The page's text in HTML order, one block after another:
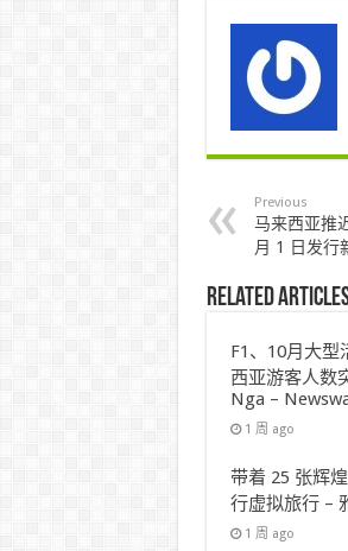
Previous
马来西亚推
月 1 日发行
Related
F1、10月大型
西亚游客人数
Nga –
1 周 ago
带着 25 张辉
行虚拟旅行 –
1 周 ago